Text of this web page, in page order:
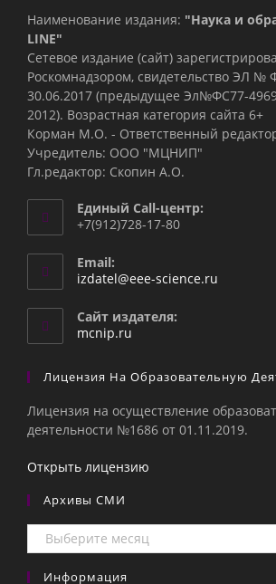
Наименование издания: "Наука и
LINE"
Сетевое издание (сайт)
Роскомнадзором, свидетельство ЭЛ №
30.06.2017 (предыдущее Эл№ФC77-
2012). Возрастная категория сайта 6+
Корман М.О. - Ответственный
Учредитель: ООО "МЦНИП"
Гл.редактор: Скопин А.О.
Единый Call-центр:
+7(912)728-17-80
Email:
izdatel@eee-science.ru
Сайт издателя:
mcnip.ru
Лицензия На Образовательную
Лицензия на осуществление
деятельности №1686 от 01.11.2019.
Открыть лицензию
Архивы СМИ
Архивы
СМИ
Информация